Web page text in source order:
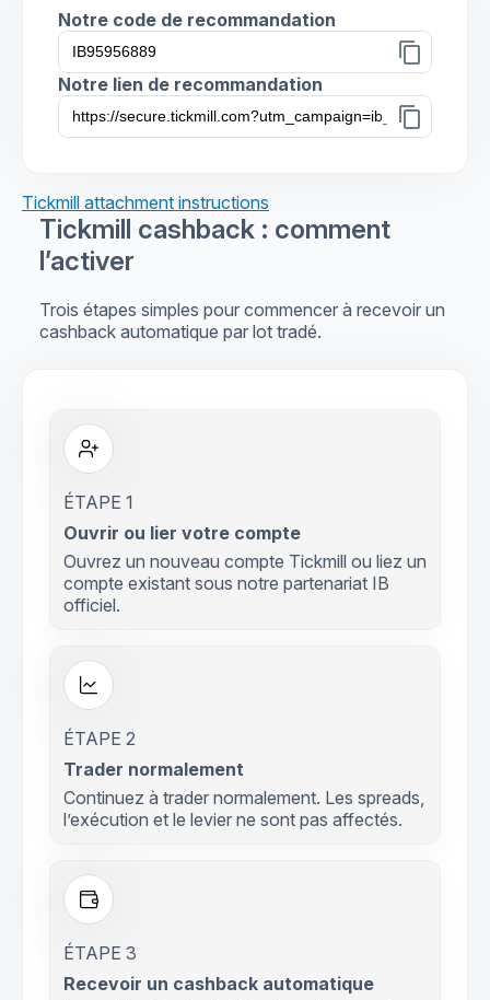
Notre code de recommandation
content_copy
Notre lien de recommandation
content_copy
Tickmill attachment instructions
Tickmill cashback : comment
l’activer
Trois étapes simples pour commencer à recevoir un
cashback automatique par lot tradé.
ÉTAPE 1
Ouvrir ou lier votre compte
Ouvrez un nouveau compte Tickmill ou liez un
compte existant sous notre partenariat IB
officiel.
ÉTAPE 2
Trader normalement
Continuez à trader normalement. Les spreads,
l’exécution et le levier ne sont pas affectés.
ÉTAPE 3
Recevoir un cashback automatique